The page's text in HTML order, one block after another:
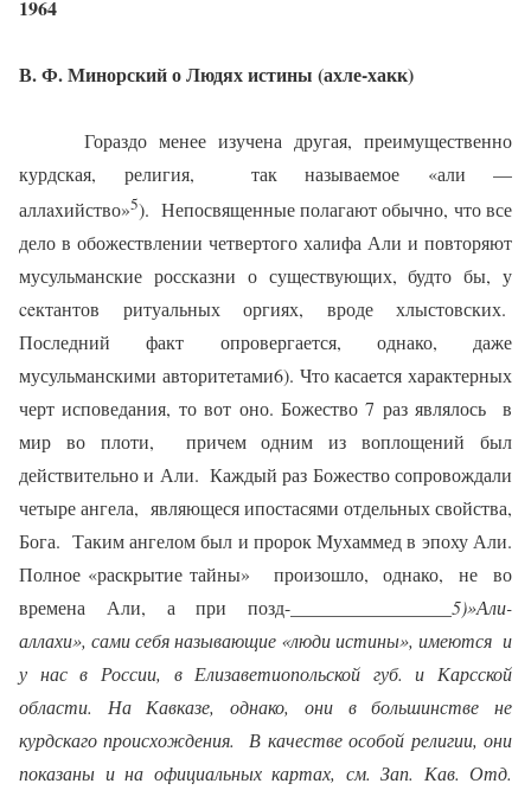
1964
В. Ф.Минорский оЛюдяхистины (ахле-хакк)
Гораздо менее изучена другая, преимущественно
курдская, религия,
так называемое «али —
аллaxийство»5). Непосвященные полагают обычно, что все
дело в обожествлении четвертого халифа Али и повторяют
мусульманские россказни о существующих, будто бы, у
ceктантов ритуальных оргиях, вроде хлыстовских.
Последний факт опровергается, однако, даже
мусульманскими авторитетами6). Что касается характерных
черт исповедания, то вот оно. Божество 7 раз являлось
в
мир во плоти,
причем одним из воплощений был
действительно и Али. Каждый раз Божество сопровождали
четыре ангела, являющеся ипостасями отдельных свойства,
Бога. Таким ангелом был и пророк Мухаммед в эпоху Али.
Полное «раскрытие тайны»
произошло, однако, не
во
времена
Али, а при позд-
5)»Али-
аллахи», сами себя называющие «люди истины», имеются и
у нас в России, в Елизаветиопольской губ. и Карсской
области. На Кавказе, однако, они в большинстве не
курдскаго происхождения.
В качестве особой религии, они
показаны и на официальных картах, см. Зап. Кав. Отд.